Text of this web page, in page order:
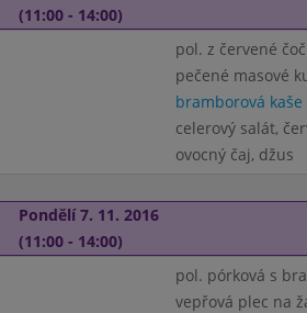
(11:00 - 14:00)
pol. z červené
pečené masové
bramborová kaše
celerový salát,
ovocný čaj, džus
Pondělí 7. 11. 2016
(11:00 - 14:00)
pol. pórková s
vepřová plec na